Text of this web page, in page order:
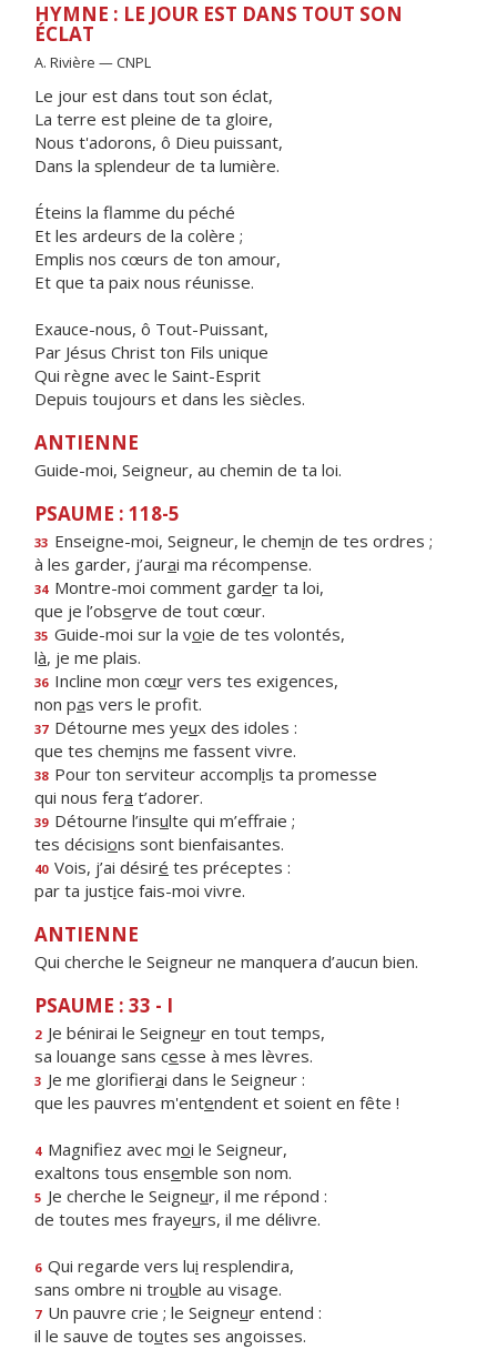
HYMNE : LE JOUR EST DANS TOUT SON
ÉCLAT
A. Rivière — CNPL
Le jour est dans tout son éclat,
La terre est pleine de ta gloire,
Nous t'adorons, ô Dieu puissant,
Dans la splendeur de ta lumière.
Éteins la flamme du péché
Et les ardeurs de la colère ;
Emplis nos cœurs de ton amour,
Et que ta paix nous réunisse.
Exauce-nous, ô Tout-Puissant,
Par Jésus Christ ton Fils unique
Qui règne avec le Saint-Esprit
Depuis toujours et dans les siècles.
ANTIENNE
Guide-moi, Seigneur, au chemin de ta loi.
PSAUME : 118-5
33 Enseigne-moi, Seigneur, le chemin de tes ordres ;
à les garder, j’aurai ma récompense.
34 Montre-moi comment garder ta loi,
que je l’observe de tout cœur.
35 Guide-moi sur la voie de tes volontés,
là, je me plais.
36 Incline mon cœur vers tes exigences,
non pas vers le profit.
37 Détourne mes yeux des idoles :
que tes chemins me fassent vivre.
38 Pour ton serviteur accomplis ta promesse
qui nous fera t’adorer.
39 Détourne l’insulte qui m’effraie ;
tes décisions sont bienfaisantes.
40 Vois, j’ai désiré tes préceptes :
par ta justice fais-moi vivre.
ANTIENNE
Qui cherche le Seigneur ne manquera d’aucun bien.
PSAUME : 33 - I
2 Je bénirai le Seigneur en tout temps,
sa louange sans cesse à mes lèvres.
3 Je me glorifierai dans le Seigneur :
que les pauvres m'entendent et soient en fête !
4 Magnifiez avec moi le Seigneur,
exaltons tous ensemble son nom.
5 Je cherche le Seigneur, il me répond :
de toutes mes frayeurs, il me délivre.
6 Qui regarde vers lui resplendira,
sans ombre ni trouble au visage.
7 Un pauvre crie ; le Seigneur entend :
il le sauve de toutes ses angoisses.